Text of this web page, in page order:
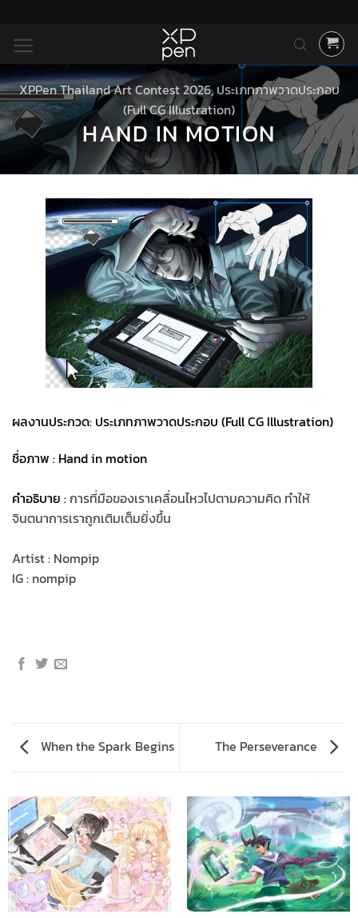
ยัง
เนื้อหา
XPPen Thailand Art Contest 2026,ประเภทภาพวาดประกอบ
(Full CG Illustration)
HAND IN MOTION
ผลงานประกวด: ประเภทภาพวาดประกอบ (Full CG Illustration)
ชื่อภาพ : Hand in motion
คำอธิบาย :การที่มือของเราเคลื่อนไหวไปตามความคิด ทำให้
จินตนาการเราถูกเติมเต็มยิ่งขึ้น
Artist : Nompip
IG : nompip
When the Spark Begins The Perseverance